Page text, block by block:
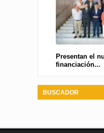
Presentan el
financiación...
BUSCADOR